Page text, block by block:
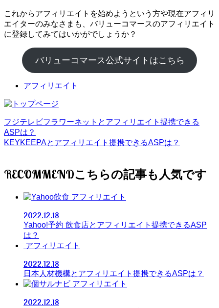
これからアフィリエイトを始めようという方や現在アフィリ
エイターのみなさまも、バリューコマースのアフィリエイト
に登録してみてはいかがでしょうか？
バリューコマース公式サイトはこちら
アフィリエイト
フジテレビフラワーネットとアフィリエイト提携できる
ASPは？
KEYKEEPAとアフィリエイト提携できるASPは？
RECOMMEND
アフィリエイト
2022.12.18
Yahoo!予約 飲食店とアフィリエイト提携できるASP
は？
アフィリエイト
2022.12.18
日本人材機構とアフィリエイト提携できるASPは？
アフィリエイト
2022.12.18